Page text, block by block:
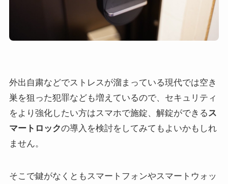
外出自粛などでストレスが溜まっている現代では空き
巣を狙った犯罪なども増えているので、セキュリティ
をより強化したい方はスマホで施錠、解錠ができる ス
マートロックの導入を検討をしてみてもよいかもしれ
ません。
そこで鍵がなくともスマートフォンやスマートウォッ